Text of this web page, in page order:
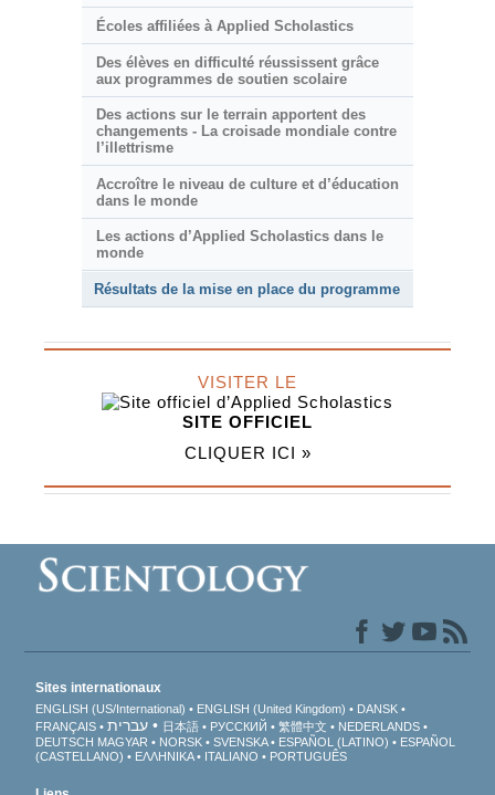
Écoles affiliées à Applied Scholastics
Des élèves en difficulté réussissent grâce
aux programmes de soutien scolaire
Des actions sur le terrain apportent des
changements - La croisade mondiale contre
l’illettrisme
Accroître le niveau de culture et d’éducation
dans le monde
Les actions d’Applied Scholastics dans le
monde
Résultats de la mise en place du programme
VISITER LE
SITE OFFICIEL
CLIQUER ICI »
Sites internationaux
ENGLISH (US/International) ENGLISH (United Kingdom)
DANSK
FRANÇAIS
עברית 日本語 РУССКИЙ 繁體中文
NEDERLANDS
DEUTSCH MAGYAR NORSK SVENSKA ESPAÑOL (LATINO)
ESPAÑOL
(CASTELLANO)
ΕΛΛΗΝΙΚA ITALIANO PORTUGUÊS